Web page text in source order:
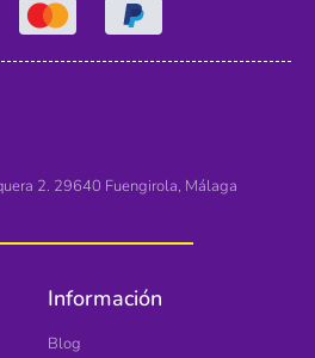
2. 29640 Fuengirola, Málaga
Información
Blog